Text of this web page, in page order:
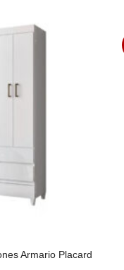
Armario Placard